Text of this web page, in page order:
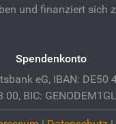
und finanziert sich
Spendenkonto
eG, IBAN: DE50
00, BIC: